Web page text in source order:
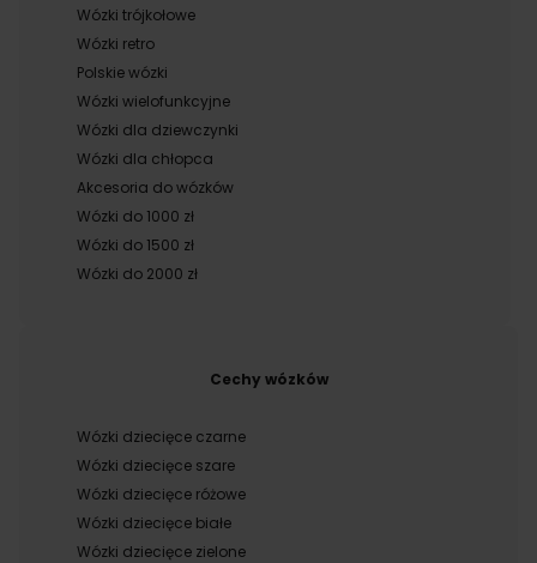
Wózki trójkołowe
Wózki retro
Polskie wózki
Wózki wielofunkcyjne
Wózki dla dziewczynki
Wózki dla chłopca
Akcesoria do wózków
Wózki do 1000 zł
Wózki do 1500 zł
Wózki do 2000 zł
Cechy wózków
Wózki dziecięce czarne
Wózki dziecięce szare
Wózki dziecięce różowe
Wózki dziecięce białe
Wózki dziecięce zielone